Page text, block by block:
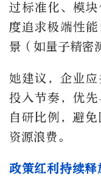
过标准化、模
度追求极端性
景（如量子精密
她建议，企业
投入节奏，优
自研比例，避
资源浪费。
政策红利持续